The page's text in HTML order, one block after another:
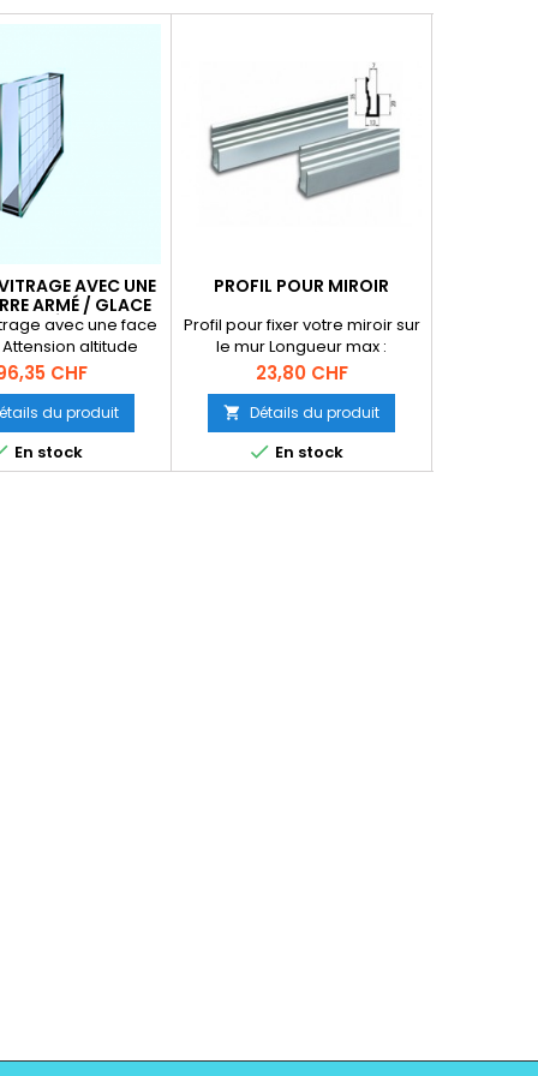
AVEC UNE
ARMÉ / GLACE
ARMÉEavec une face
altitude
pour d'autres
contacter
CHF
du produit
En stock
PROFIL POUR MIROIR
Profil pour fixer votre miroir sur
le mur Longueur max :
6000mm Vendu minimum par
bar de 6000mm
Prix
23,80 CHF
 Détails du produit
 En stock